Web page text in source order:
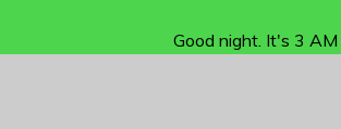
Good night. It's 3 AM